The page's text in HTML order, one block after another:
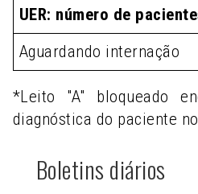
UER: número de
Aguardando internação
*Leito "A" bloqueado
diagnóstica do paciente
Boletins diários